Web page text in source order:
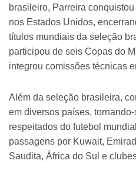
brasileiro, Parreira
nos Estados Unidos,
títulos mundiais da seleção
participou de seis Copas do
integrou comissões técnicas
Além da seleção brasileira,
em diversos países,
respeitados do futebol
passagens por Kuwait,
Saudita, África do Sul e